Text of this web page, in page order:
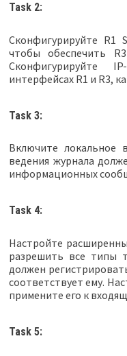
Task 2:
Сконфигурируйте R1
чтобы обеспечить
Сконфигурируйте
интерфейсах R1 и R3,
Task 3:
Включите локальное
ведения журнала
информационных
Task 4:
Настройте
разрешить все типы
должен
соответствует ему.
примените его к
Task 5: